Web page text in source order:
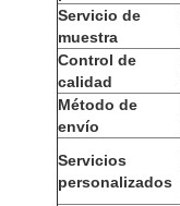
Servicio de
muestra
Control de
calidad
Método de
envío
Servicios
personalizados